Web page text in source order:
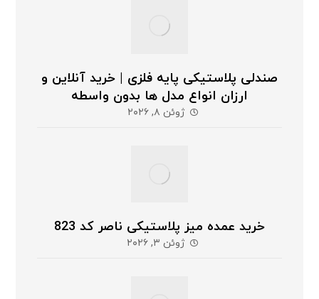
صندلی پلاستیکی پایه فلزی | خرید آنلاین و
ارزان انواع مدل ها بدون واسطه
ژوئن ۸, ۲۰۲۶
خرید عمده میز پلاستیکی ناصر کد 823
ژوئن ۳, ۲۰۲۶